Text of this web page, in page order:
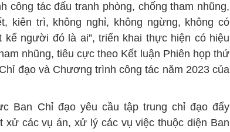
công tác đấu tranh phòng, chống tham nhũng,
kiên trì, không nghỉ, không ngừng, không có
kể người đó là ai”, triển khai thực hiện có hiệu
nhũng, tiêu cực theo Kết luận Phiên họp thứ
đạo và Chương trình công tác năm 2023 của
Ban Chỉ đạo yêu cầu tập trung chỉ đạo đẩy
xử các vụ án, xử lý các vụ việc thuộc diện Ban